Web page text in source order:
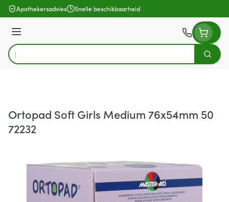
Ga naar de inhoud
Apothekersadvies Snelle beschikbaarheid
Menu
Product, merk, categorie...
Zoek
Ortopad Soft Girls Medium 76x54mm 50
72232